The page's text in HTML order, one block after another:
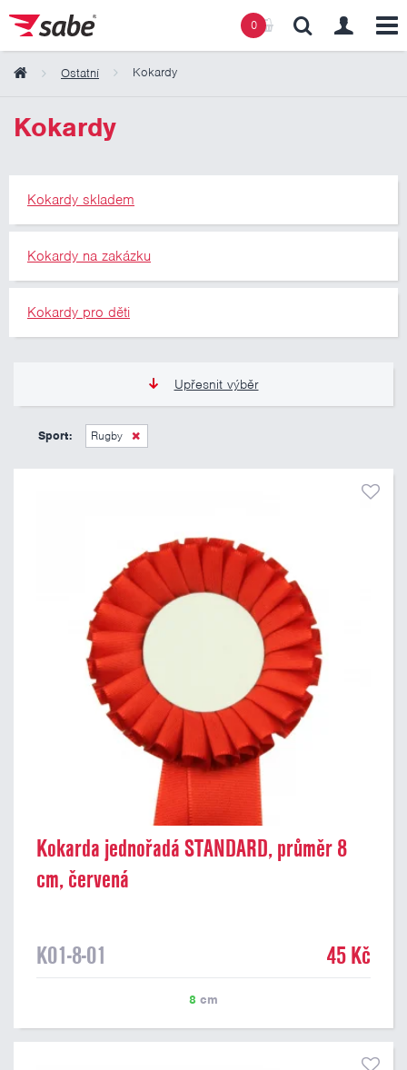
0
Ostatní Kokardy
Kokardy
Kokardy skladem
Kokardy na zakázku
Kokardy pro děti
Upřesnit výběr
45 Kč
Sport: Rugby
Kokarda jednořadá STANDARD, průměr 8
cm, červená
K01-8-01 45 Kč
8 cm
Obsah košíku